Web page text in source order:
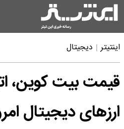
اینتیتر دیجیتال
قیمت بیت کوین،